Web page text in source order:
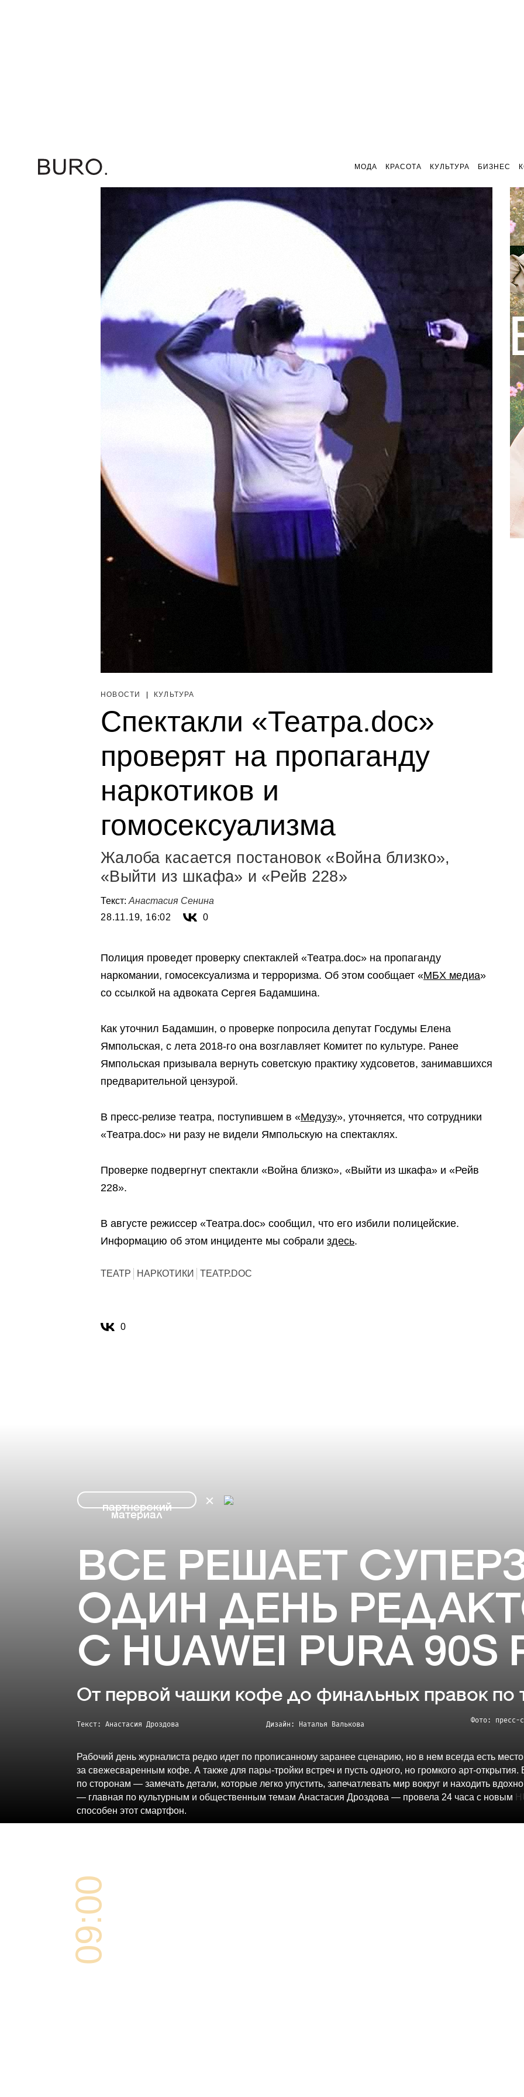
МОДА КРАСОТА КУЛЬТУРА БИЗНЕС
НОВОСТИ КУЛЬТУРА
Спектакли «Театра.doc»
проверят на пропаганду
наркотиков и
гомосексуализма
Жалоба касается постановок «Война близко»,
«Выйти из шкафа» и «Рейв 228»
Текст: Анастасия Сенина
28.11.19, 16:02
0
Полиция проведет проверку спектаклей «Театра.doc» на пропаганду
наркомании, гомосексуализма и терроризма. Об этом сообщает «МБХ медиа»
со ссылкой на адвоката Сергея Бадамшина.
Как уточнил Бадамшин, о проверке попросила депутат Госдумы Елена
Ямпольская, с лета 2018-го она возглавляет Комитет по культуре. Ранее
Ямпольская призывала вернуть советскую практику худсоветов, занимавшихся
предварительной цензурой.
В пресс-релизе театра, поступившем в «Медузу», уточняется, что сотрудники
«Театра.doc» ни разу не видели Ямпольскую на спектаклях.
Проверке подвергнут спектакли «Война близко», «Выйти из шкафа» и «Рейв
228».
В августе режиссер «Театра.doc» сообщил, что его избили полицейские.
Информацию об этом инциденте мы собрали здесь.
ТЕАТР НАРКОТИКИ ТЕАТР.DOC
0
партнерский
материал
ВСЕ РЕШАЕТ
ОДИН ДЕНЬ
С HUAWEI PURA 90S
От первой чашки кофе до финальных правок по
Текст: Анастасия Дроздова Дизайн: Наталья Валькова Фото: пресс-
Рабочий день журналиста редко идет по прописанному заранее сценарию, но в нем всегда есть
за свежесваренным кофе. А также для пары-тройки встреч и пусть одного, но громкого арт-
по сторонам — замечать детали, которые легко упустить, запечатлевать мир вокруг и находить
— главная по культурным и общественным темам Анастасия Дроздова — провела 24 часа с новым
способен этот смартфон.
09:00